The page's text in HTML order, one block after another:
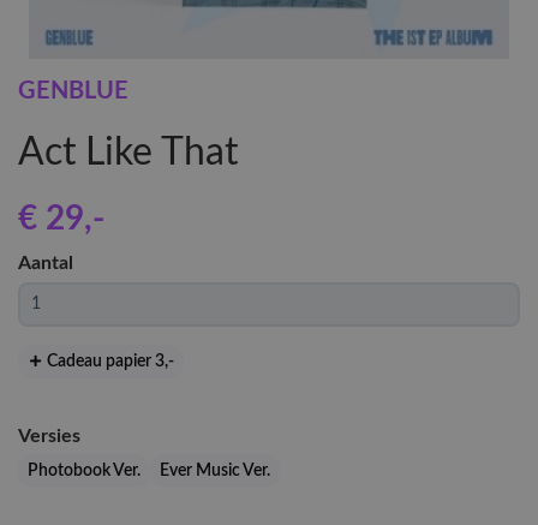
GENBLUE
Act Like That
€ 29,-
Aantal
Cadeau papier 3,-
Versies
Photobook Ver. Ever Music Ver.